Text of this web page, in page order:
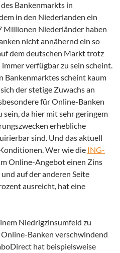
Bankenmarkts in
in den Niederlanden ein
Millionen Niederländer haben
nicht annähernd ein so
dem deutschen Markt trotz
verfügbar zu sein scheint.
Bankenmarktes scheint kaum
der stetige Zuwachs an
für Online-Banken
da hier mit sehr geringem
erhebliche
sind. Und das aktuell
Wer wie die ING-
Online-Angebot einen Zins
auf der anderen Seite
ausreicht, hat eine
Niedrigzinsumfeld zu
Banken verschwindend
hat beispielsweise